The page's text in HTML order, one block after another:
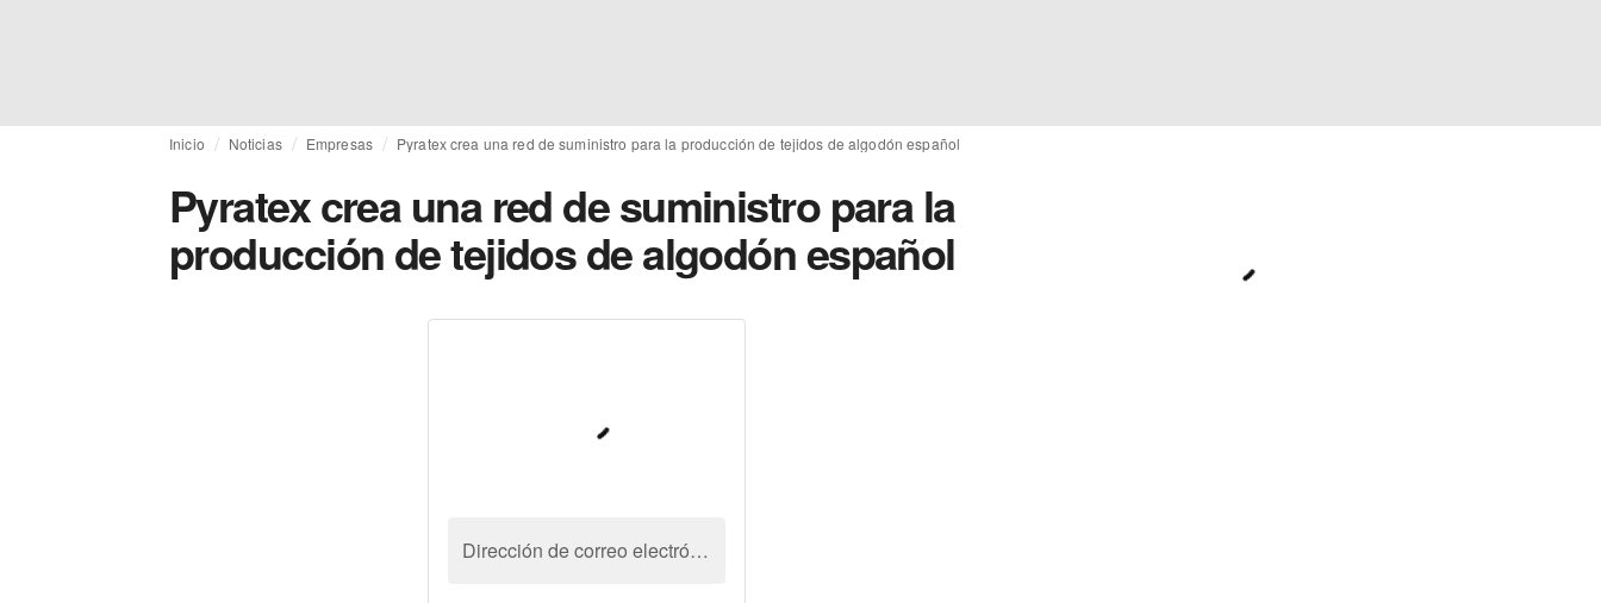
Inicio Noticias Empresas Pyratex crea una red de suministro para la producción de tejidos de algodón español
Pyratex crea una red de suministro para la
producción de tejidos de algodón español
Dirección de correo electrónico